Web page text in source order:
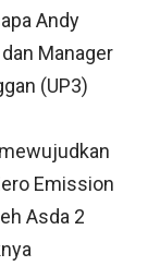
Andy
Manager
(UP3)
Emission
Asda 2